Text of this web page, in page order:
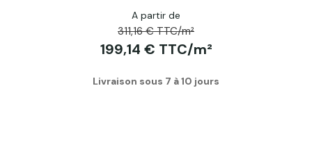
A partir de
311,16 € TTC/m²
199,14 € TTC/m²
Livraison sous 7 à 10 jours